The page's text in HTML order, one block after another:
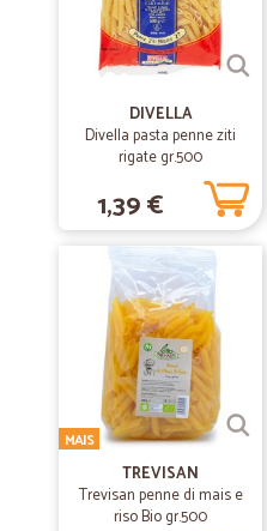
DIVELLA
Divella pasta penne ziti
rigate gr.500
1,39 €
TREVISAN
Trevisan penne di mais e
riso Bio gr.500
MAIS